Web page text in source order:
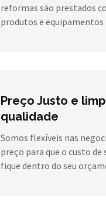
reformas são prestados
produtos e
Preço Justo e
qualidade
Somos flexíveis nas
preço para que o custo de
fique dentro do seu